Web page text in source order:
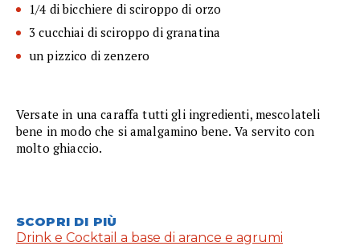
1/4 di bicchiere di sciroppo di orzo
3 cucchiai di sciroppo di granatina
un pizzico di zenzero
Versate in una caraffa tutti gli ingredienti, mescolateli
bene in modo che si amalgamino bene. Va servito con
molto ghiaccio.
SCOPRI DI PIÙ
Drink e Cocktail a base di arance e agrumi